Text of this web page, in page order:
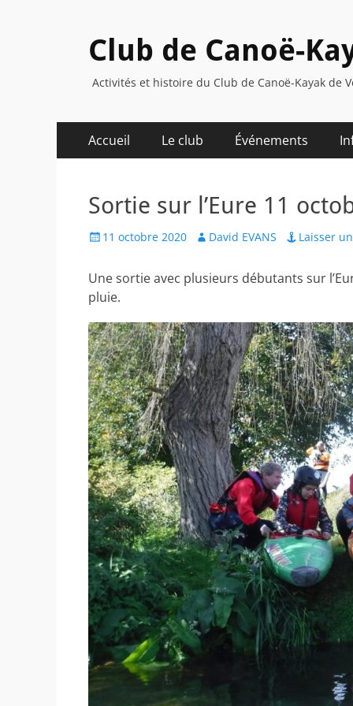
Club de Canoë-
Activités et histoire du Club de Canoë-Kayak de
Menu
principal
Accueil Le club Événements
Sortie sur l’Eure 11
Posted
11 octobre 2020 Author
David EVANS Laisser
Une sortie avec plusieurs débutants sur
pluie.